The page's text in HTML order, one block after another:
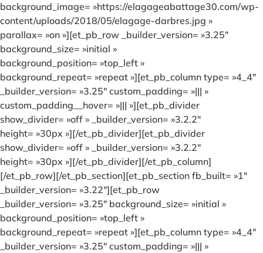
background_image= »https://elagageabattage30.com/wp-
content/uploads/2018/05/elagage-darbres.jpg »
parallax= »on »][et_pb_row _builder_version= »3.25″
background_size= »initial »
background_position= »top_left »
background_repeat= »repeat »][et_pb_column type= »4_4″
_builder_version= »3.25″ custom_padding= »||| »
custom_padding__hover= »||| »][et_pb_divider
show_divider= »off » _builder_version= »3.2.2″
height= »30px »][/et_pb_divider][et_pb_divider
show_divider= »off » _builder_version= »3.2.2″
height= »30px »][/et_pb_divider][/et_pb_column]
[/et_pb_row][/et_pb_section][et_pb_section fb_built= »1″
_builder_version= »3.22″][et_pb_row
_builder_version= »3.25″ background_size= »initial »
background_position= »top_left »
background_repeat= »repeat »][et_pb_column type= »4_4″
_builder_version= »3.25″ custom_padding= »||| »